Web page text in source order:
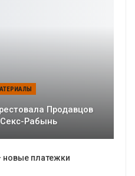
Продавцов
Рабынь
новые платежки